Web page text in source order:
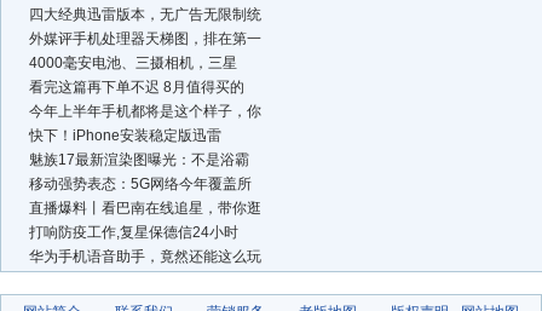
四大经典迅雷版本，无广告无限制统
外媒评手机处理器天梯图，排在第一
4000毫安电池、三摄相机，三星
看完这篇再下单不迟 8月值得买的
今年上半年手机都将是这个样子，你
快下！iPhone安装稳定版迅雷
魅族17最新渲染图曝光：不是浴霸
移动强势表态：5G网络今年覆盖所
直播爆料丨看巴南在线追星，带你逛
打响防疫工作,复星保德信24小时
华为手机语音助手，竟然还能这么玩